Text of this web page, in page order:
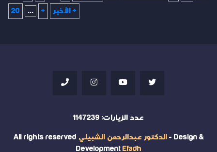
20 ... » الأخير »
عدد الزيارات: 1147239
All rights reserved الدكتور عبدالرحمن الشبيلي - Design &
Development Efadh